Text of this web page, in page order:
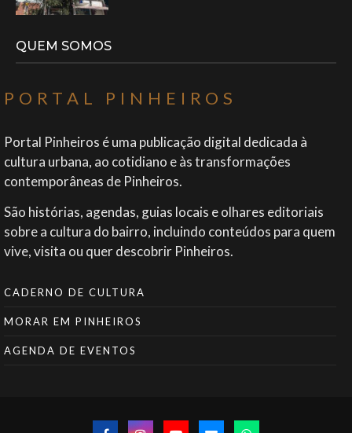
QUEM SOMOS
PORTAL PINHEIROS
Portal Pinheiros é uma publicação digital dedicada à
cultura urbana, ao cotidiano e às transformações
contemporâneas de Pinheiros.
São histórias, agendas, guias locais e olhares editoriais
sobre a cultura do bairro, incluindo conteúdos para quem
vive, visita ou quer descobrir Pinheiros.
CADERNO DE CULTURA
MORAR EM PINHEIROS
AGENDA DE EVENTOS